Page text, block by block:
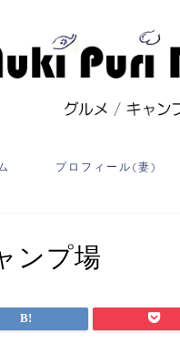
プロフィール(妻)
ンプ場